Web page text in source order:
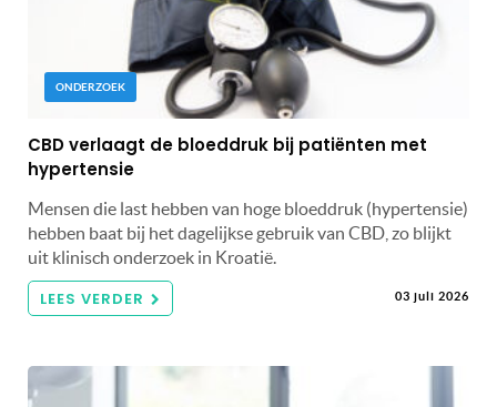
ONDERZOEK
CBD verlaagt de bloeddruk bij patiënten met
hypertensie
Mensen die last hebben van hoge bloeddruk (hypertensie)
hebben baat bij het dagelijkse gebruik van CBD, zo blijkt
uit klinisch onderzoek in Kroatië.
LEES VERDER 03 juli 2026